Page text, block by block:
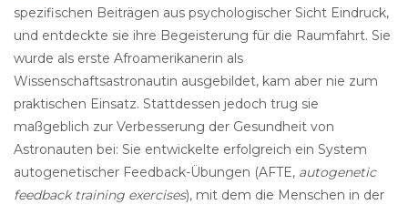
spezifischen Beiträgen aus psychologischer Sicht Eindruck,
und entdeckte sie ihre Begeisterung für die Raumfahrt. Sie
wurde als erste Afroamerikanerin als
Wissenschaftsastronautin ausgebildet, kam aber nie zum
praktischen Einsatz. Stattdessen jedoch trug sie
maßgeblich zur Verbesserung der Gesundheit von
Astronauten bei: Sie entwickelte erfolgreich ein System
autogenetischer Feedback-Übungen (AFTE, autogenetic
feedback training exercises), mit dem die Menschen in der